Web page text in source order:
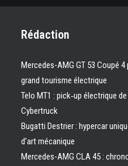
Rédaction
Mercedes-AMG GT 53 Coupé
grand tourisme électrique
Telo MT1 : pick‑up électrique
Cybertruck
Bugatti Destrier : hypercar
d’art mécanique
Mercedes-AMG CLA 45 :